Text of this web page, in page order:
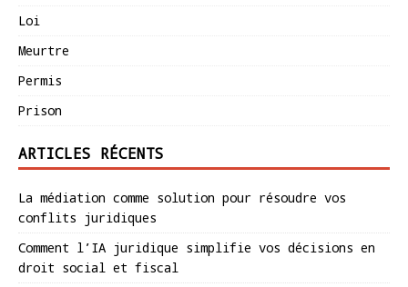
Loi
Meurtre
Permis
Prison
ARTICLES RÉCENTS
La médiation comme solution pour résoudre vos
conflits juridiques
Comment l’IA juridique simplifie vos décisions en
droit social et fiscal